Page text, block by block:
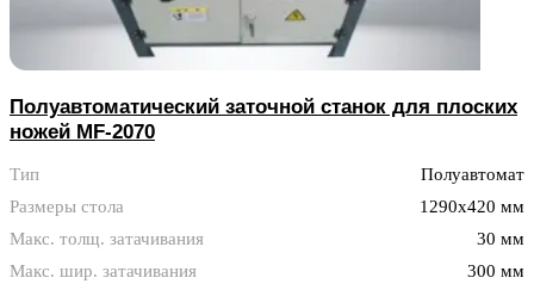
Полуавтоматический заточной станок для плоских
ножей MF-2070
Тип
Полуавтомат
Размеры стола
1290x420 мм
Макс. толщ. затачивания
30 мм
Макс. шир. затачивания
300 мм